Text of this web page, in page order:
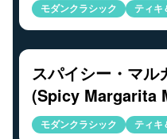
モダンクラシック ティキ
スパイシー・マル
(Spicy Margarita
モダンクラシック ティキ